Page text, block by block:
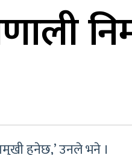
हुनेछ,’ उनले भने ।